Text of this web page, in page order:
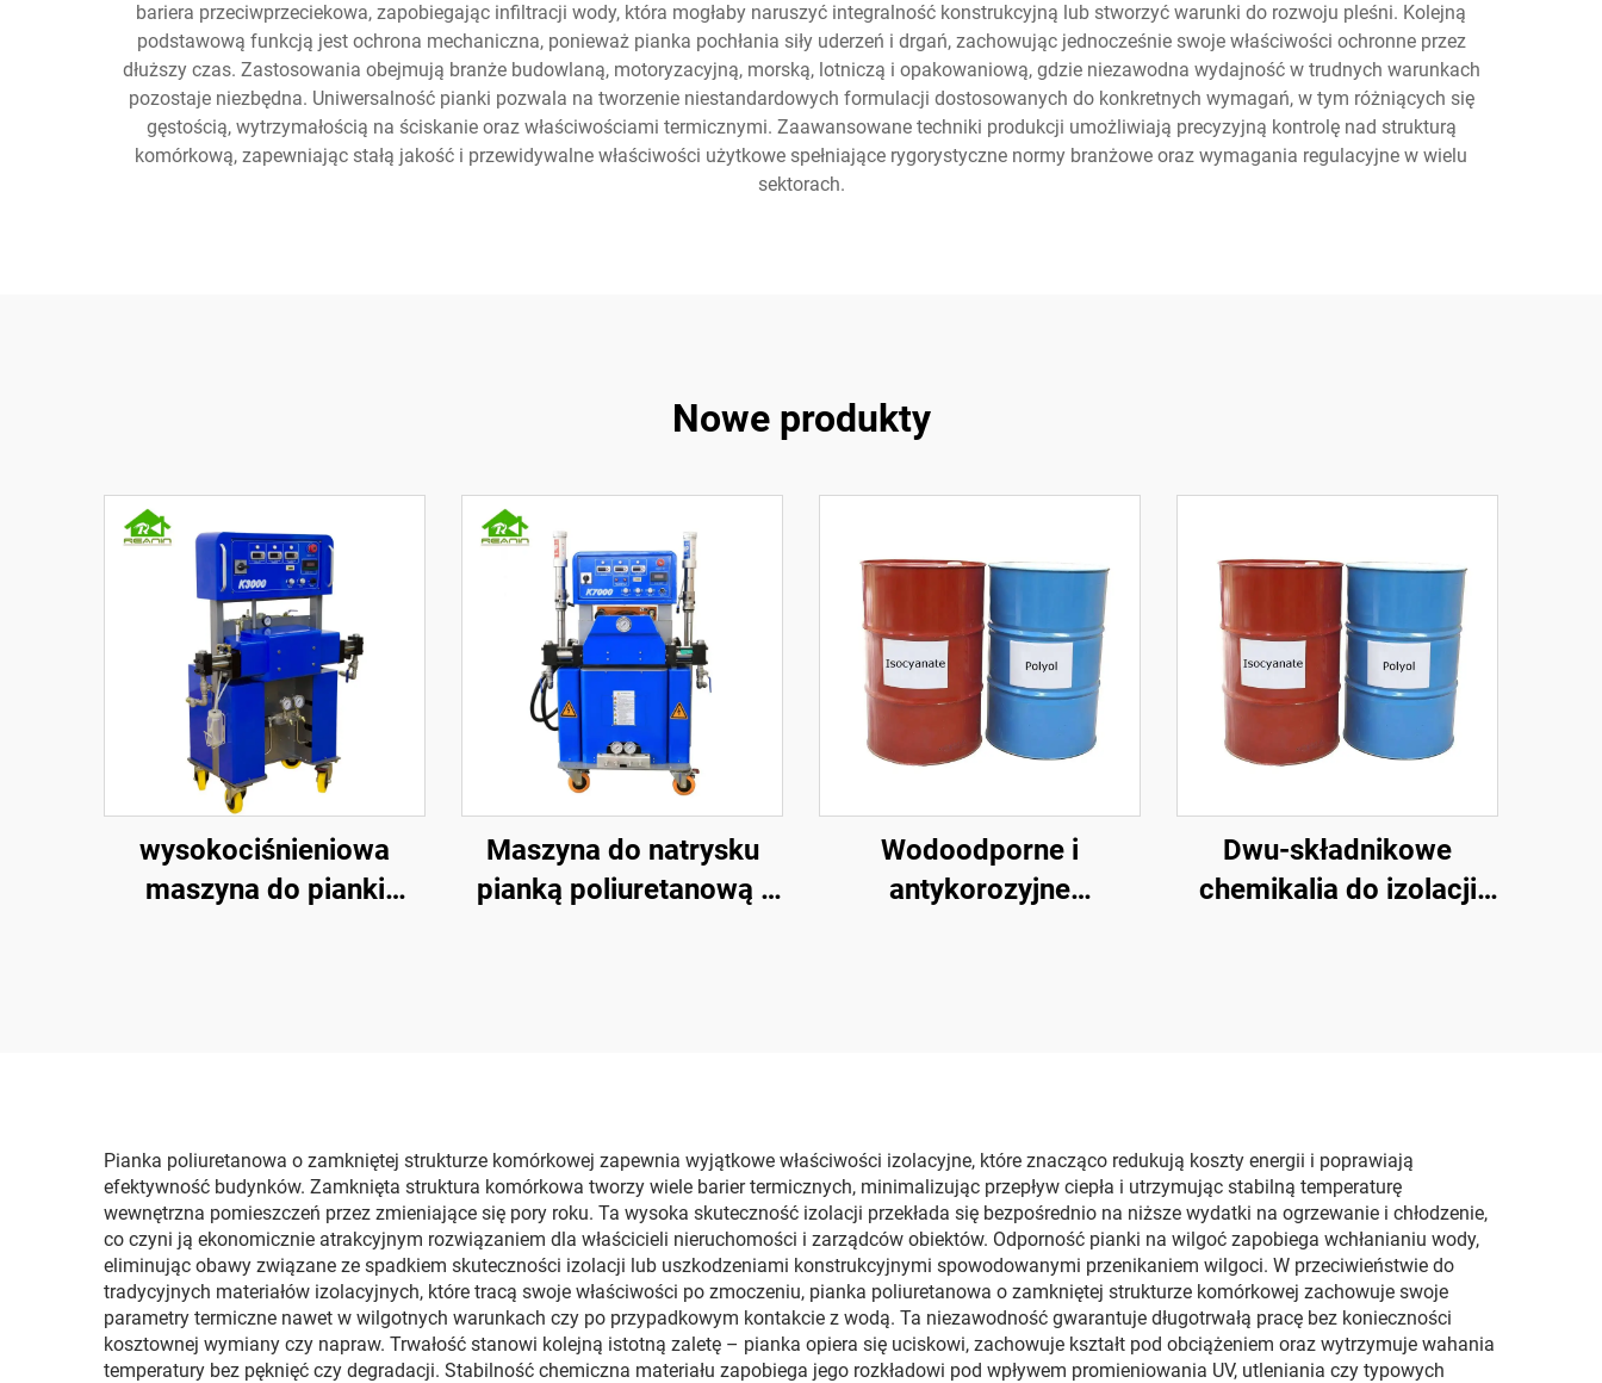
bariera przeciwprzeciekowa, zapobiegając infiltracji wody, która mogłaby naruszyć integralność konstrukcyjną lub stworzyć warunki do rozwoju pleśni. Kolejną
podstawową funkcją jest ochrona mechaniczna, ponieważ pianka pochłania siły uderzeń i drgań, zachowując jednocześnie swoje właściwości ochronne przez
dłuższy czas. Zastosowania obejmują branże budowlaną, motoryzacyjną, morską, lotniczą i opakowaniową, gdzie niezawodna wydajność w trudnych warunkach
pozostaje niezbędna. Uniwersalność pianki pozwala na tworzenie niestandardowych formulacji dostosowanych do konkretnych wymagań, w tym różniących się
gęstością, wytrzymałością na ściskanie oraz właściwościami termicznymi. Zaawansowane techniki produkcji umożliwiają precyzyjną kontrolę nad strukturą
komórkową, zapewniając stałą jakość i przewidywalne właściwości użytkowe spełniające rygorystyczne normy branżowe oraz wymagania regulacyjne w wielu
sektorach.
Nowe produkty
wysokociśnieniowa
maszyna do pianki
Maszyna do natrysku
pianką poliuretanową i
Wodoodporne i
antykorozyjne
Dwu-składnikowe
chemikalia do izolacji
Pianka poliuretanowa o zamkniętej strukturze komórkowej zapewnia wyjątkowe właściwości izolacyjne, które znacząco redukują koszty energii i poprawiają
efektywność budynków. Zamknięta struktura komórkowa tworzy wiele barier termicznych, minimalizując przepływ ciepła i utrzymując stabilną temperaturę
wewnętrzna pomieszczeń przez zmieniające się pory roku. Ta wysoka skuteczność izolacji przekłada się bezpośrednio na niższe wydatki na ogrzewanie i chłodzenie,
co czyni ją ekonomicznie atrakcyjnym rozwiązaniem dla właścicieli nieruchomości i zarządców obiektów. Odporność pianki na wilgoć zapobiega wchłanianiu wody,
eliminując obawy związane ze spadkiem skuteczności izolacji lub uszkodzeniami konstrukcyjnymi spowodowanymi przenikaniem wilgoci. W przeciwieństwie do
tradycyjnych materiałów izolacyjnych, które tracą swoje właściwości po zmoczeniu, pianka poliuretanowa o zamkniętej strukturze komórkowej zachowuje swoje
parametry termiczne nawet w wilgotnych warunkach czy po przypadkowym kontakcie z wodą. Ta niezawodność gwarantuje długotrwałą pracę bez konieczności
kosztownej wymiany czy napraw. Trwałość stanowi kolejną istotną zaletę – pianka opiera się uciskowi, zachowuje kształt pod obciążeniem oraz wytrzymuje wahania
temperatury bez pęknięć czy degradacji. Stabilność chemiczna materiału zapobiega jego rozkładowi pod wpływem promieniowania UV, utleniania czy typowych